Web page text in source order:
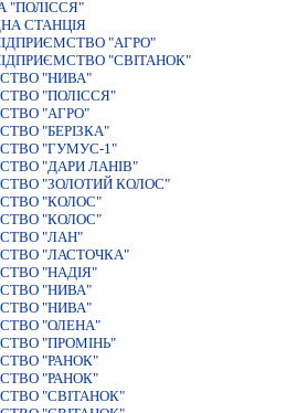
"ПОЛІССЯ"
СТАНЦIЯ
"АГРО"
"СВІТАНОК"
"НИВА"
"ПОЛIССЯ"
"АГРО"
"БЕРІЗКА"
"ГУМУС-1"
"ДАРИ ЛАНІВ"
"ЗОЛОТИЙ КОЛОС"
"КОЛОС"
"КОЛОС"
"ЛАН"
"ЛАСТОЧКА"
"НАДIЯ"
"НИВА"
"НИВА"
"ОЛЕНА"
"ПРОМІНЬ"
"РАНОК"
"РАНОК"
"СВIТАНОК"